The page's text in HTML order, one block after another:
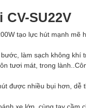
SU22V
tạo lực hút mạnh mẽ
làm sạch không khí
tươi mát, trong
được nhiều bụi hơn, dễ
xe lớn cùng tay cầm